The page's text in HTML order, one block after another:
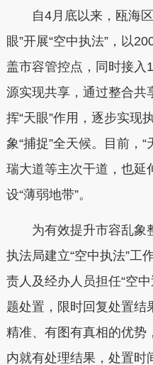
自4月底以来，瓯海区
眼”开展“空中执法”，以
盖市容管控点，同时接入
源实现共享，通过整合共
挥“天眼”作用，逐步实现
象“捕捉”全天候。目前，
瑞大道等主次干道，也延
设“薄弱地带”。
为有效提升市容乱象
执法局建立“空中执法”工
责人及经办人员担任“空
题处置，限时回复处置结
精准、有图有真相的优势
内就有处理结果，处置时